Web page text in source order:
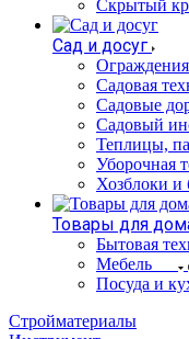
Скрытый
Сад и досуг
Садовая
Садовые
Садовый
Теплицы,
Уборочная
Хозблоки и
Товары для
Бытовая
Мебель
Посуда и
Стройматериалы